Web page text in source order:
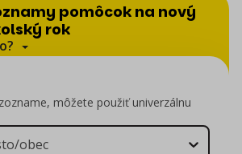
- pomôcok na nový
rok
môžete použiť univerzálnu
obec